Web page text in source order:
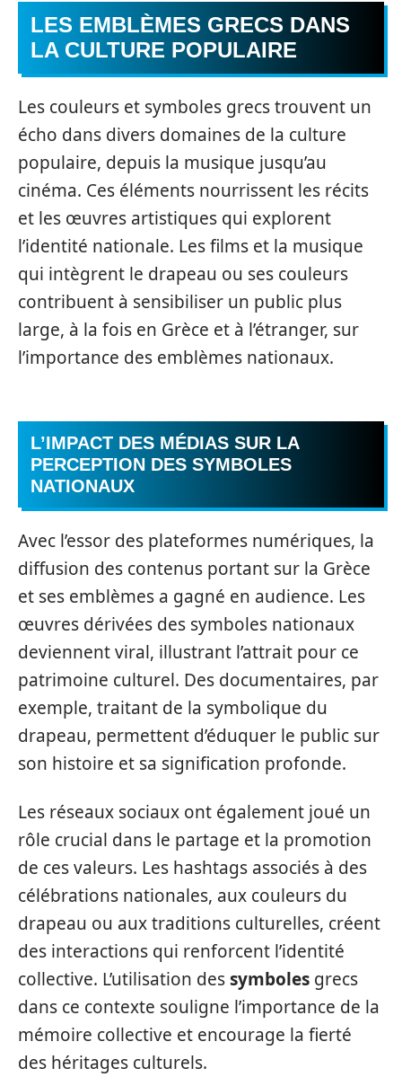
LES EMBLÈMES GRECS DANS
LA CULTURE POPULAIRE
Les couleurs et symboles grecs trouvent un
écho dans divers domaines de la culture
populaire, depuis la musique jusqu’au
cinéma. Ces éléments nourrissent les récits
et les œuvres artistiques qui explorent
l’identité nationale. Les films et la musique
qui intègrent le drapeau ou ses couleurs
contribuent à sensibiliser un public plus
large, à la fois en Grèce et à l’étranger, sur
l’importance des emblèmes nationaux.
L’IMPACT DES MÉDIAS SUR LA
PERCEPTION DES SYMBOLES
NATIONAUX
Avec l’essor des plateformes numériques, la
diffusion des contenus portant sur la Grèce
et ses emblèmes a gagné en audience. Les
œuvres dérivées des symboles nationaux
deviennent viral, illustrant l’attrait pour ce
patrimoine culturel. Des documentaires, par
exemple, traitant de la symbolique du
drapeau, permettent d’éduquer le public sur
son histoire et sa signification profonde.
Les réseaux sociaux ont également joué un
rôle crucial dans le partage et la promotion
de ces valeurs. Les hashtags associés à des
célébrations nationales, aux couleurs du
drapeau ou aux traditions culturelles, créent
des interactions qui renforcent l’identité
collective. L’utilisation dessymboles grecs
dans ce contexte souligne l’importance de la
mémoire collective et encourage la fierté
des héritages culturels.